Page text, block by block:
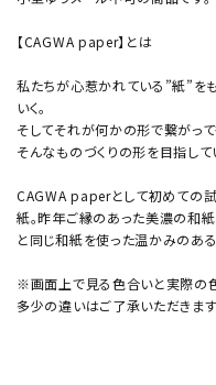
【CAGWA paper】とは
私たちが心惹かれている”紙”を
いく。
そしてそれが何かの形で繋がって
そんなものづくりの形を目指して
CAGWA paperとして初めての
紙。昨年ご縁のあった美濃の和
と同じ和紙を使った温かみのあ
※画面上で見る色合いと実際の
多少の違いはご了承いただきます